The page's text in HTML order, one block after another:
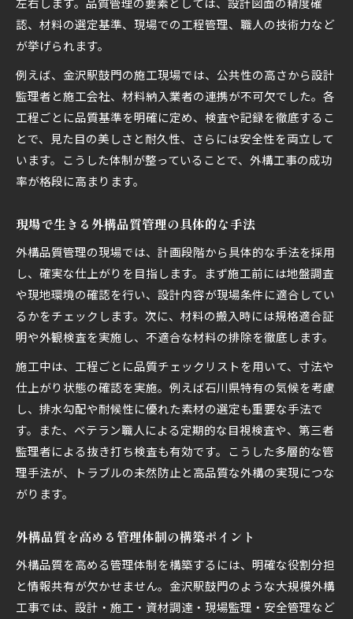
認、材料の選定基準、現場での工程管理、職人の技術力など
が挙げられます。
例えば、金沢駅鼓門の施工現場では、公共性の高さから設計
監理者と施工会社、材料納入業者の連携が不可欠でした。各
工程ごとに品質基準を明確に定め、検査や記録を徹底するこ
とで、見た目の美しさと耐久性、さらには安全性を両立して
います。こうした体制が整っていることで、外構工事の成功
率が格段に高まります。
現場で生きる外構品質管理の具体的な手法
外構品質管理の現場では、計画段階から具体的な手法を採用
し、確実な仕上がりを目指します。まず施工前には地盤調査
や現地環境の確認を行い、設計内容が現場条件に適合してい
るかをチェックします。次に、材料の搬入時には規格適合証
明や外観検査を実施し、不適合な材料の排除を徹底します。
施工中は、工程ごとに品質チェックリストを用いて、寸法や
仕上がり状態の確認を実施。例えば石川県特有の気候を考慮
し、排水勾配や耐候性に優れた素材の選定も重要な手法で
す。また、ベテラン職人による定期的な目視検査や、第三者
監理者による抜き打ち検査も有効です。こうした多層的な管
理手法が、トラブルの未然防止と高品質な外構の実現につな
がります。
外構品質を高める管理体制の構築ポイント
外構品質を高める管理体制を構築するには、明確な役割分担
と情報共有が欠かせません。金沢駅鼓門のような大規模外構
工事では、設計・施工・資材調達・現場監理・安全管理など